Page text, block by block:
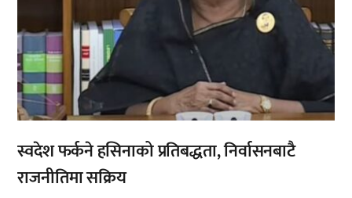
स्वदेश फर्कने हसिनाको प्रतिबद्धता, निर्वासनबाटै
राजनीतिमा सक्रिय